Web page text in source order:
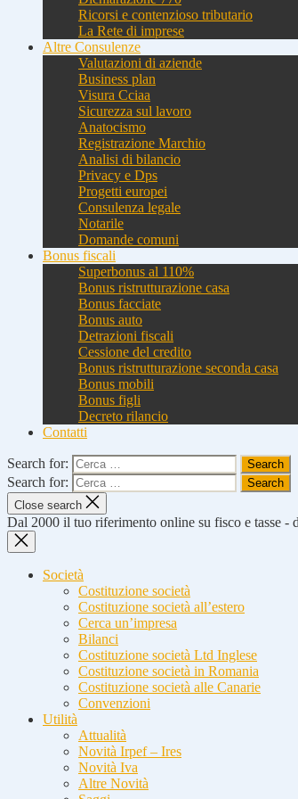
Ricorsi e contenzioso tributario
La Rete di imprese
Altre Consulenze
Valutazioni di aziende
Business plan
Visura Cciaa
Sicurezza sul lavoro
Anatocismo
Registrazione Marchio
Analisi di bilancio
Privacy e Dps
Progetti europei
Consulenza legale
Notarile
Domande comuni
Bonus fiscali
Superbonus al 110%
Bonus ristrutturazione casa
Bonus facciate
Bonus auto
Detrazioni fiscali
Cessione del credito
Bonus ristrutturazione seconda casa
Bonus mobili
Bonus figli
Decreto rilancio
Contatti
Search for:
Search for:
Close search
Dal 2000 il tuo riferimento online su fisco e tasse -
Società
Costituzione società
Costituzione società all’estero
Cerca un’impresa
Bilanci
Costituzione società Ltd Inglese
Costituzione società in Romania
Costituzione società alle Canarie
Convenzioni
Utilità
Attualità
Novità Irpef – Ires
Novità Iva
Altre Novità